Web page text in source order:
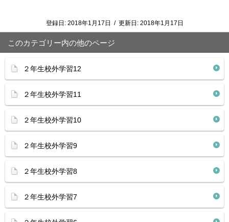
登録日: 2018年1月17日 / 更新日: 2018年1月17日
このカテゴリー内の他のページ
２年生校外学習12
２年生校外学習11
２年生校外学習10
２年生校外学習9
２年生校外学習8
２年生校外学習7